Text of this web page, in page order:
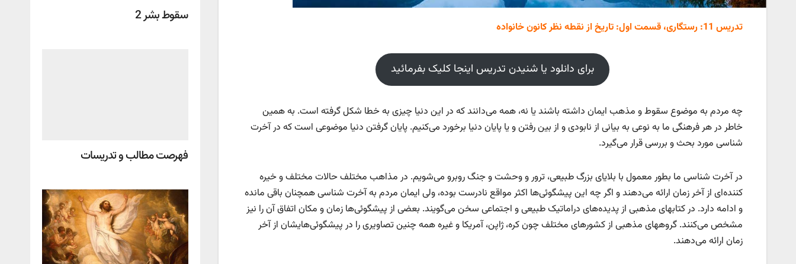
تدریس 11: رستگاری، قسمت اول: تاریخ از نقطه نظر کانون خانواده
برای دانلود یا شنیدن تدریس اینجا کلیک بفرمائید
چه مردم به موضوع سقوط و مذهب ایمان داشته باشند یا نه، همه می‌دانند که در این دنیا چیزی به خطا شکل گرفته است. به همین
خاطر در هر فرهنگی ما به نوعی به بیانی از نابودی و از بین رفتن و یا پایان دنیا برخورد می‌کنیم. پایان گرفتن دنیا موضوعی است که در آخرت
شناسی مورد بحث و بررسی قرار می‌گیرد.
در آخرت شناسی ما بطور معمول با بلایای بزرگ طبیعی، ترور و وحشت و جنگ روبرو می‌شویم. در مذاهب مختلف حالات مختلف و خیره
کننده‌ای از آخر زمان ارائه می‌دهند و اگر چه این پیشگوئی‌ها اکثر مواقع نادرست بوده،‌ ولی ایمان مردم به آخرت شناسی همچنان باقی مانده
و ادامه دارد. در کتابهای مذهبی از پدیده‌های دراماتیک طبیعی و اجتماعی سخن می‌گویند. بعضی از پیشگوئی‌ها زمان و مکان اتفاق آن را نیز
مشخص می‌کنند. گروههای مذهبی از کشورهای مختلف چون کره، ژاپن، آمریکا و غیره همه چنین تصاویری را در پیشگوئی‌هایشان از آخر
زمان ارائه می‌دهند.
سقوط بشر 2
فهرصت مطالب و تدریسات